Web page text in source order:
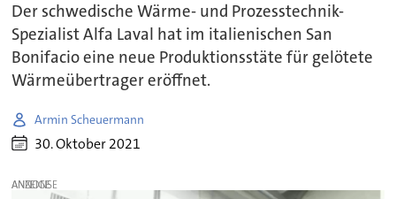
Der schwedische Wärme- und Prozesstechnik-
Spezialist Alfa Laval hat im italienischen San
Bonifacio eine neue Produktionsstäte für gelötete
Wärmeübertrager eröffnet.
Armin Scheuermann
30. Oktober 2021
ANZEIGE